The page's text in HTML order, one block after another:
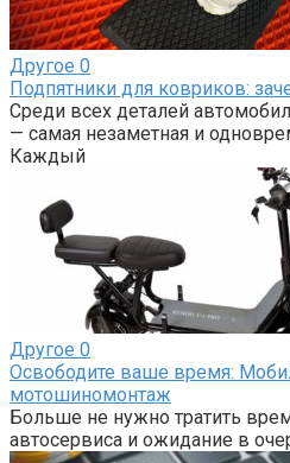
Другое 0
Подпятники для ковриков:
Среди всех деталей
— самая незаметная и
Каждый
Другое 0
Освободите ваше время:
мотошиномонтаж
Больше не нужно тратить
автосервиса и ожидание в